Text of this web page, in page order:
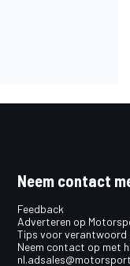
Neem contact
Feedback
Adverteren op
Tips voor verantwoord
Neem contact op met